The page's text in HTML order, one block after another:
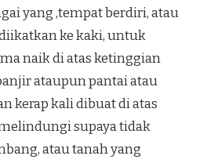
yang ,tempat berdiri, atau
ke kaki, untuk
naik di atas ketinggian
ataupun pantai atau
kerap kali dibuat di atas
supaya tidak
atau tanah yang